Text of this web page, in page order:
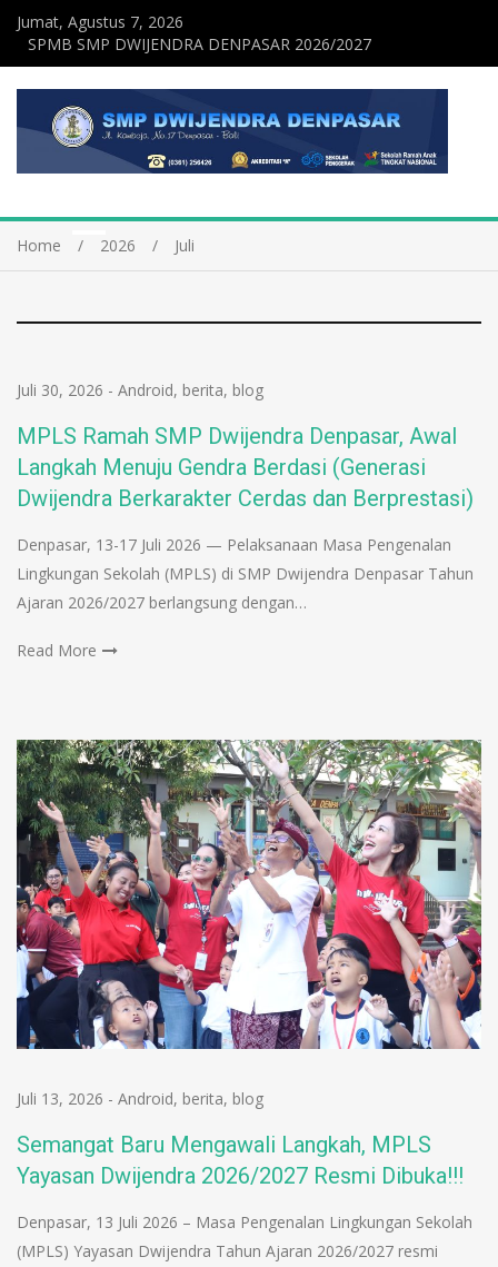
Jumat, Agustus 7, 2026
SPMB SMP DWIJENDRA DENPASAR 2026/2027
Home 2026 Juli
Juli 30, 2026 - Android, berita, blog
MPLS Ramah SMP Dwijendra Denpasar, Awal
Langkah Menuju Gendra Berdasi (Generasi
Dwijendra Berkarakter Cerdas dan Berprestasi)
Denpasar, 13-17 Juli 2026 — Pelaksanaan Masa Pengenalan
Lingkungan Sekolah (MPLS) di SMP Dwijendra Denpasar Tahun
Ajaran 2026/2027 berlangsung dengan…
Read More
Juli 13, 2026 - Android, berita, blog
Semangat Baru Mengawali Langkah, MPLS
Yayasan Dwijendra 2026/2027 Resmi Dibuka!!!
Denpasar, 13 Juli 2026 – Masa Pengenalan Lingkungan Sekolah
(MPLS) Yayasan Dwijendra Tahun Ajaran 2026/2027 resmi